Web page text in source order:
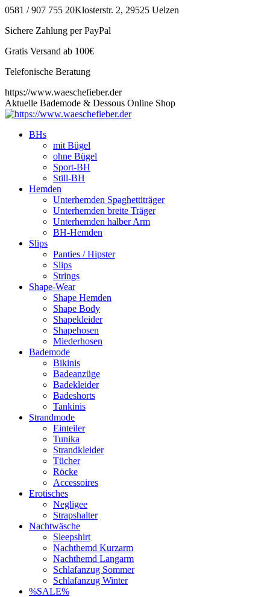
Zum
springen
0581 / 907 755 20Klosterstr. 2, 29525 Uelzen
Sichere Zahlung per PayPal
Gratis Versand ab 100€
Telefonische Beratung
https://www.waeschefieber.der
Aktuelle Bademode & Dessous Online Shop
BHs
mit Bügel
ohne Bügel
Sport-BH
Still-BH
Hemden
Unterhemden Spaghettiträger
Unterhemden breite Träger
Unterhemden halber Arm
BH-Hemden
Slips
Panties / Hipster
Slips
Strings
Shape-Wear
Shape Hemden
Shape Body
Shapekleider
Shapehosen
Miederhosen
Bademode
Bikinis
Badeanzüge
Badekleider
Badeshorts
Tankinis
Strandmode
Einteiler
Tunika
Strandkleider
Tücher
Röcke
Accessoires
Erotisches
Negligee
Strapshalter
Nachtwäsche
Sleepshirt
Nachthemd Kurzarm
Nachthemd Langarm
Schlafanzug Sommer
Schlafanzug Winter
%SALE%